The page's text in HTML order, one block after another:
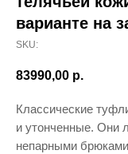
варианте на
SKU:
83990,00 р.
Классические
и утонченные. Они
непарными